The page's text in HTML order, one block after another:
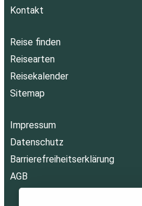
Kontakt
Reise finden
Reisearten
Reisekalender
Sitemap
Impressum
Datenschutz
Barrierefreiheitserklärung
AGB